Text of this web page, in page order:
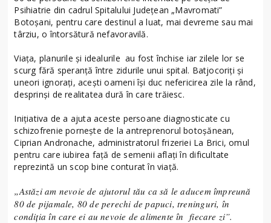
Psihiatrie din cadrul Spitalului Județean „Mavromati”
Botoșani, pentru care destinul a luat, mai devreme sau mai
târziu, o întorsătură nefavoravilă.
Viața, planurile și idealurile au fost închise iar zilele lor se
scurg fără speranță între zidurile unui spital. Batjocoriți și
uneori ignorați, acești oameni își duc nefericirea zile la rând,
desprinși de realitatea dură în care trăiesc.
Inițiativa de a ajuta aceste persoane diagnosticate cu
schizofrenie pornește de la antreprenorul botoșănean,
Ciprian Andronache, administratorul frizeriei La Brici, omul
pentru care iubirea față de semenii aflați în dificultate
reprezintă un scop bine conturat în viață.
„Astăzi am nevoie de ajutorul tău ca să le aducem împreună
80 de pijamale, 80 de perechi de papuci, treninguri, în
condiția în care ei au nevoie de alimente în fiecare zi”.